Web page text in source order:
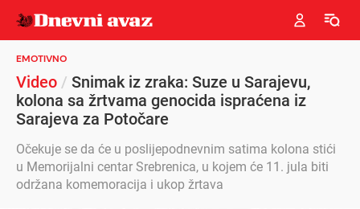
EMOTIVNO
Video / Snimak iz zraka: Suze u Sarajevu,
kolona sa žrtvama genocida ispraćena iz
Sarajeva za Potočare
Očekuje se da će u poslijepodnevnim satima kolona stići
u Memorijalni centar Srebrenica, u kojem će 11. jula biti
održana komemoracija i ukop žrtava